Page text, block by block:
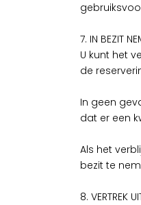
7. IN BEZIT
U kunt het
de
In geen
dat er een
Als het
bezit te
8. VERTREK